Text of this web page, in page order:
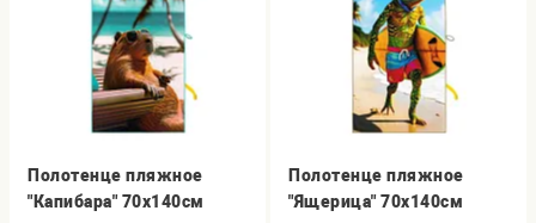
Полотенце пляжное
"Капибара" 70х140см
Полотенце пляжное
"Ящерица" 70х140см